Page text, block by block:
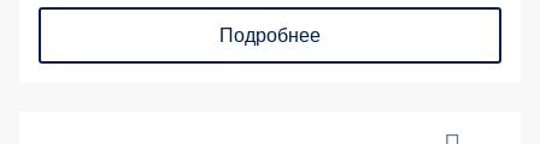
Подробнее